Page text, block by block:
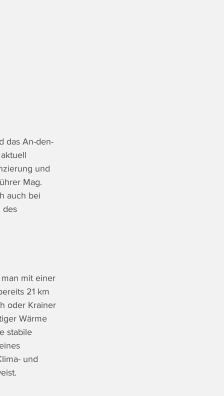
das An-den-
und
Mag.
auch bei
des
mit einer
21 km
oder Krainer
Wärme
stabile
und